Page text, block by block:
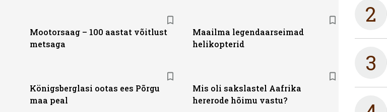
Mootorsaag – 100 aastat võitlust
metsaga
Maailma legendaarseimad
helikopterid
Königsberglasi ootas ees Põrgu
maa peal
Mis oli sakslastel Aafrika
hererode hõimu vastu?
2
3